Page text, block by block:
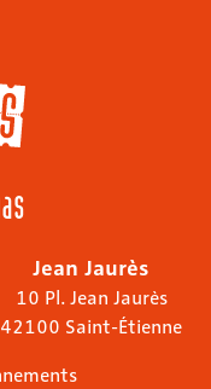
Jean Jaurès
10 Pl. Jean Jaurès
42100 Saint-Étienne